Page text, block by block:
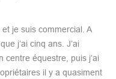
et je suis commercial. A
j’ai cinq ans. J’ai
équestre, puis j’ai
il y a quasiment